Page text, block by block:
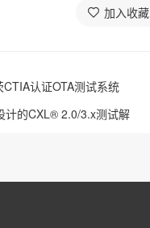
加入收藏
认证OTA测试系统
计的CXL® 2.0/3.x测试解